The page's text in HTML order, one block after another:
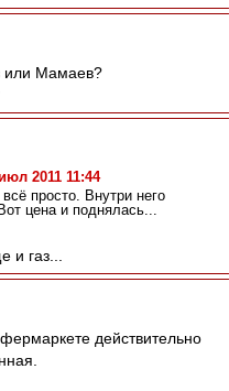
или Мамаев?
2011 11:44
просто. Внутри него
цена и поднялась...
и газ...
действительно